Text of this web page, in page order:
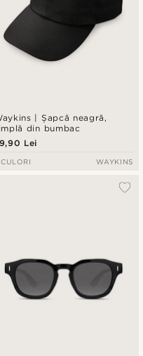
| Șapcă neagră,
din bumbac
Lei
WAYKINS